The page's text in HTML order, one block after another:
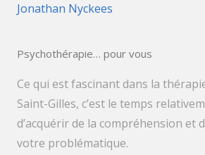
Jonathan Nyckees
Psychothérapie… pour vous
Ce qui est fascinant dans la
Saint-Gilles, c’est le temps
d’acquérir de la compréhension et
votre problématique.